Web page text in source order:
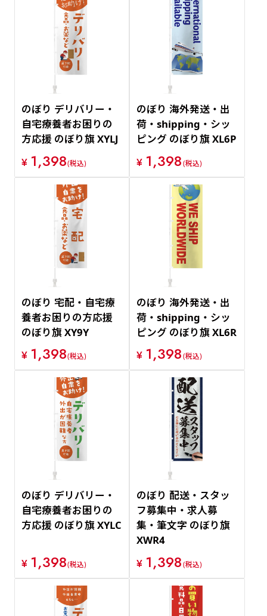
のぼり デリバリー・
自宅療養者お困りの
方応援 のぼり旗 XYLJ
¥ 1,398(税込)
のぼり 海外発送・出
荷・shipping・シッ
ピング のぼり旗 XL6P
¥ 1,398(税込)
のぼり 宅配・自宅療
養者お困りの方応援
のぼり旗 XY9Y
¥ 1,398(税込)
のぼり 海外発送・出
荷・shipping・シッ
ピング のぼり旗 XL6R
¥ 1,398(税込)
のぼり デリバリー・
自宅療養者お困りの
方応援 のぼり旗 XYLC
¥ 1,398(税込)
のぼり 配送・スタッ
フ募集中・求人募
集・筆文字 のぼり旗
XWR4
¥ 1,398(税込)